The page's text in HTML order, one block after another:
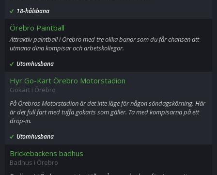
18-hålsbana
Örebro Paintball
Attraktiv paintball i Örebro med tre olika banor som du får chansen att
utmana dina kompisar och arbetskollegor.
Utomhusbana
Hyr Go-Kart Örebro Motorstadion
Gokart i Örebro
På Örebros Motorstadion är det inte läge för någon söndagskörning. Här
är det full fart med tuffa gokarts som gäller. Ta med kompisarna på ett
drop-in.
Utomhusbana
Brickebackens badhus
Badhus i Örebro